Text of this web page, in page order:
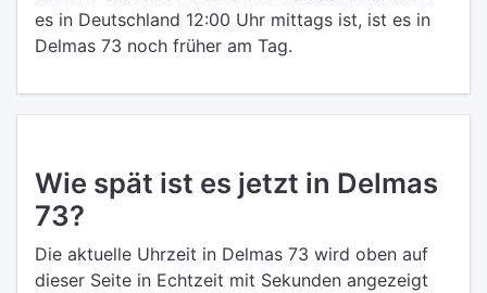
es in Deutschland 12:00 Uhr mittags ist, ist es in
Delmas 73 noch früher am Tag.
Wie spät ist es jetzt in Delmas
73?
Die aktuelle Uhrzeit in Delmas 73 wird oben auf
dieser Seite in Echtzeit mit Sekunden angezeigt